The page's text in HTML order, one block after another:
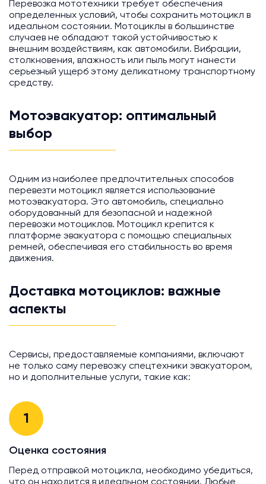
Перевозка мототехники требует обеспечения
определенных условий, чтобы сохранить мотоцикл в
идеальном состоянии. Мотоциклы в большинстве
случаев не обладают такой устойчивостью к
внешним воздействиям, как автомобили. Вибрации,
столкновения, влажность или пыль могут нанести
серьезный ущерб этому деликатному транспортному
средству.
Мотоэвакуатор: оптимальный
выбор
Одним из наиболее предпочтительных способов
перевезти мотоцикл является использование
мотоэвакуатора. Это автомобиль, специально
оборудованный для безопасной и надежной
перевозки мотоциклов. Мотоцикл крепится к
платформе эвакуатора с помощью специальных
ремней, обеспечивая его стабильность во время
движения.
Доставка мотоциклов: важные
аспекты
Сервисы, предоставляемые компаниями, включают
не только саму перевозку спецтехники эвакуатором,
но и дополнительные услуги, такие как:
1
Оценка состояния
Перед отправкой мотоцикла, необходимо убедиться,